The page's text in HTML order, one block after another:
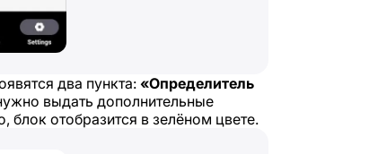
два пункта: «Определитель
выдать дополнительные
блок отобразится в зелёном цвете.